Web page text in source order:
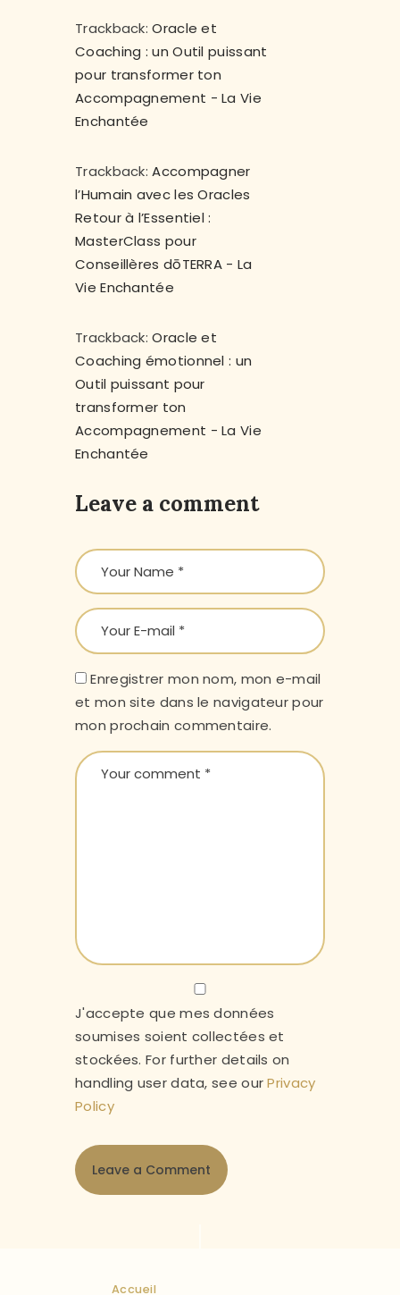
Trackback:Oracle et
Coaching : un Outil puissant
pour transformer ton
Accompagnement - La Vie
Enchantée
Trackback:Accompagner
l’Humain avec les Oracles
Retour à l’Essentiel :
MasterClass pour
Conseillères dōTERRA - La
Vie Enchantée
Trackback:Oracle et
Coaching émotionnel : un
Outil puissant pour
transformer ton
Accompagnement - La Vie
Enchantée
Leave a comment
Enregistrer mon nom, mon e-mail
et mon site dans le navigateur pour
mon prochain commentaire.
J'accepte que mes données
soumises soient collectées et
stockées. For further details on
handling user data, see ourPrivacy
Policy
Accueil